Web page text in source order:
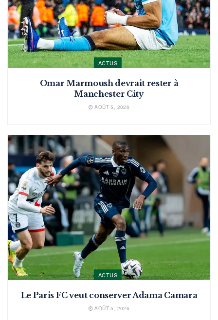
ACTUS
Omar Marmoush devrait rester à
Manchester City
AOÛT 5, 2026
ACTUS
Le Paris FC veut conserver Adama Camara
AOÛT 5, 2026